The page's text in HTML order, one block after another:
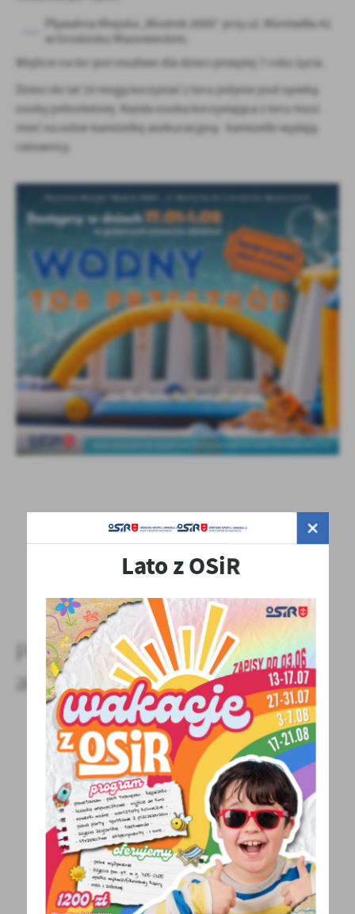
treści w postaci wiadomości, ofert, komunikatów mediów
społecznościowych.
Pływalnia Miejska „Wodnik 2000” przy ul. Montwiłła 41
w Grodzisku Mazowieckim.
Wejście na tor jest możliwe dla dzieci powyżej 7 roku życia.
Dzieci do lat 10 mogą korzystać z toru jedynie pod opieką
osoby pełnoletniej. Każda osoba korzystająca z toru musi
mieć na sobie kamizelkę asekuracyjną - kamizelki wydają
ratownicy.
POWRÓT
POPRZEDNI NASTĘPNY
Pozostałe
aktualności
07 - 01 - 2026
Mecz KS Orlen Bogoria vs. KS Dekorglass
Działdowo
LOTTO Superliga w tenisie stołowym
w Grodzisku Mazowieckim! Po krótkiej
przerwie noworocznej do...
Lato z OSiR